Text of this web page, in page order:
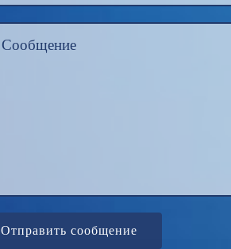
Отправить сообщение